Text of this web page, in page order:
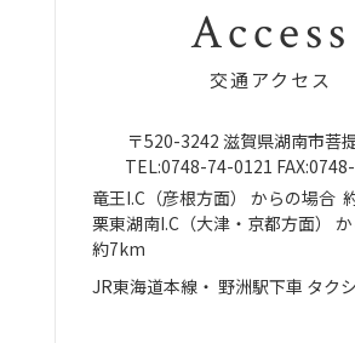
Access
交通アクセス
〒520-3242 滋賀県湖南市菩
TEL:0748-74-0121
竜王I.C（彦根方面） からの場合
栗東湖南I.C（大津・京都方面）
約7km
JR東海道本線・ 野洲駅下車 タク